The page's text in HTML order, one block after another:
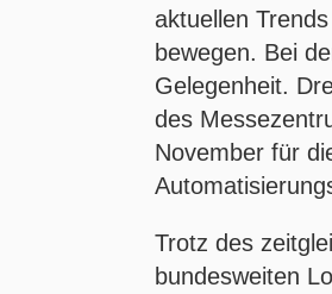
aktuellen
bewegen. Bei
Gelegenheit.
des
November für
Trotz des
bundesweiten